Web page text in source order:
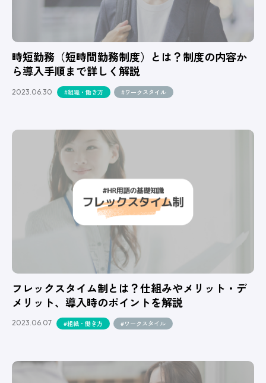
時短勤務（短時間勤務制度）とは？制度の内容か
ら導入手順まで詳しく解説
2023.06.30 #組織・働き方 #ワークスタイル
フレックスタイム制とは？仕組みやメリット・デ
メリット、導入時のポイントを解説
2023.06.07 #組織・働き方 #ワークスタイル